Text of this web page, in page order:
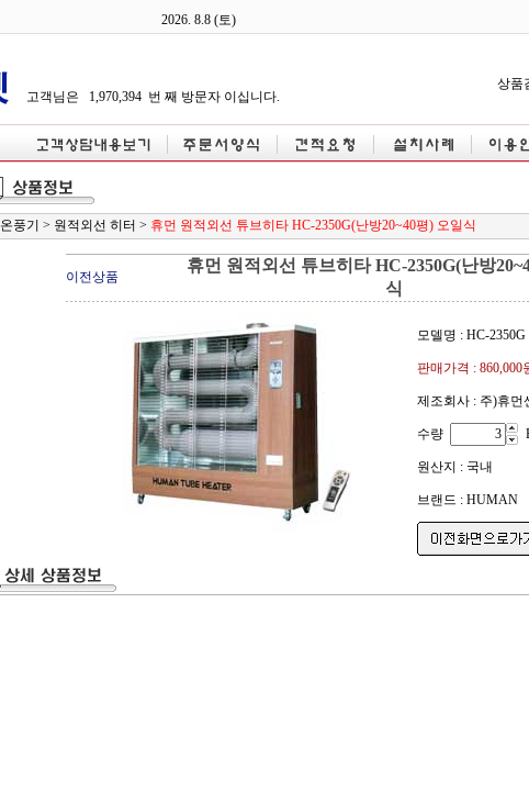
2026. 8.8 (토)
고객님은 1,970,394 번 째 방문자 이십니다.
상품
온풍기 > 원적외선 히터 > 휴먼 원적외선 튜브히타 HC-2350G(난방20~40평) 오일식
이전상품
휴먼 원적외선 튜브히타 HC-2350G(난방
식
모델명 : HC-2350G
판매가격 : 860,000
제조회사 : 주)휴먼
수량
원산지 : 국내
브랜드 : HUMAN